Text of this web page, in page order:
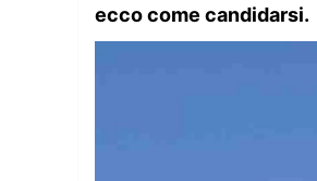
ecco come candidarsi.